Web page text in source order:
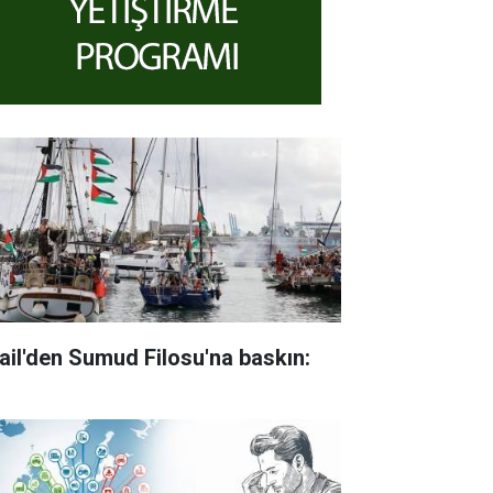
Sumud Filosu'na baskın: